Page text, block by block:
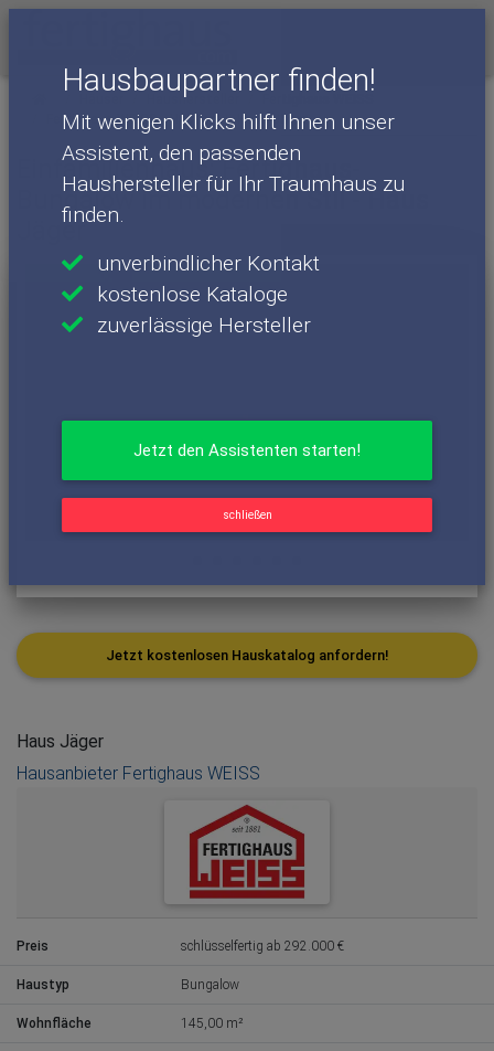
Hausbaupartner finden!
Mit wenigen Klicks hilft Ihnen unser
Assistent, den passenden
Haushersteller für Ihr Traumhaus zu
finden.
unverbindlicher Kontakt
kostenlose Kataloge
zuverlässige Hersteller
Jetzt den Assistenten starten!
schließen
Haushersteller
Fertighaus WEISS - Häuser
Haus Jäger
Einfamilienhaus: Fertighaus-
Bungalow im modernen Stil - Haus
Jäger
Haus Jäger
Hausanbieter Fertighaus WEISS
Preis schlüsselfertig ab 292.000 €
Haustyp Bungalow
Wohnfläche 145,00 m²
Jetzt kostenlosen Hauskatalog anfordern!